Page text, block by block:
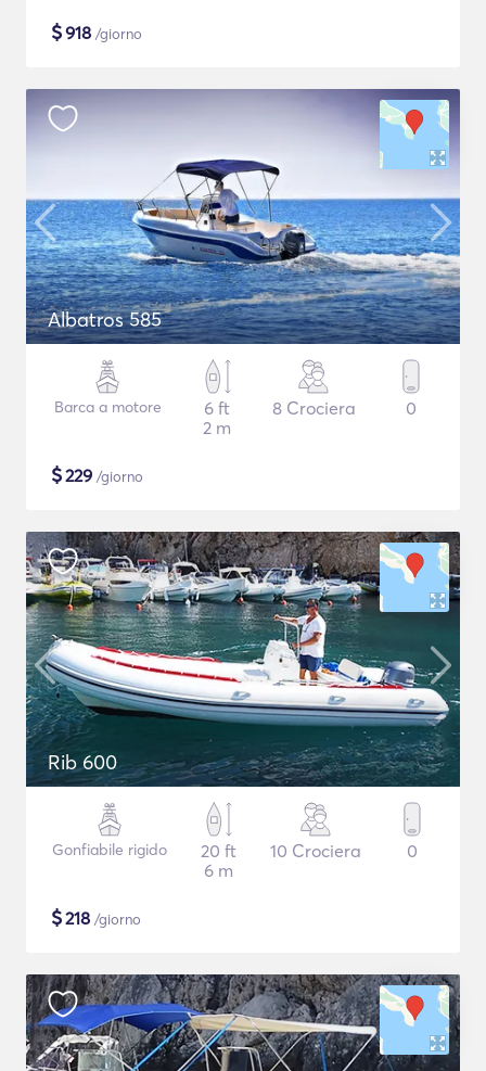
$918 /giorno
Albatros 585
Barca a motore
6 ft
2 m
8 Crociera 0
$229 /giorno
Rib 600
Gonfiabile rigido
20 ft
6 m
10 Crociera 0
$218 /giorno